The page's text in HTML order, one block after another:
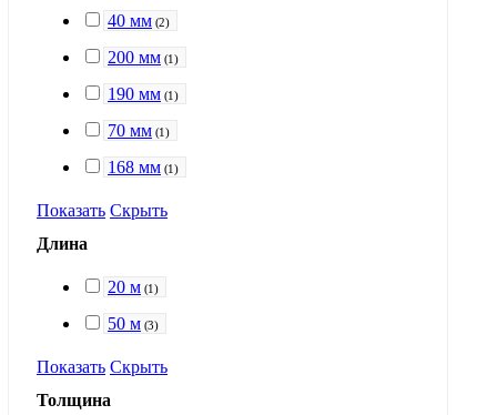
40 мм (2)
200 мм (1 )
190 мм (1 )
70 мм (1 )
168 мм (1 )
Показать Скрыть
Длина
20 м (1 )
50 м (3)
Показать Скрыть
Толщина